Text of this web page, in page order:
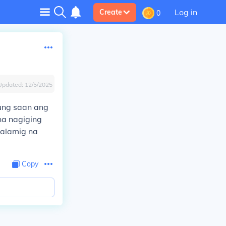
Create 0 Log in
12/5/2025
saan ang
nagiging
na
Copy